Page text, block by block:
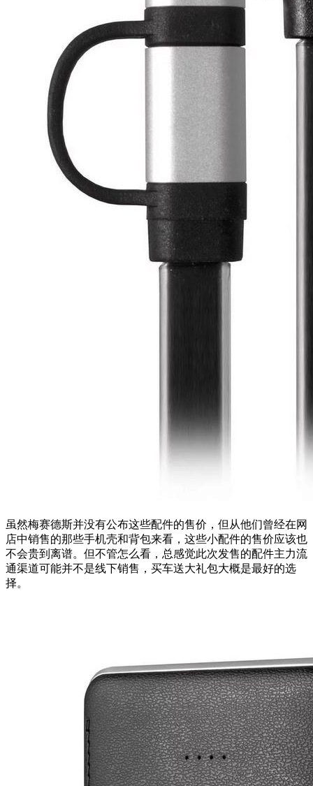
虽然梅赛德斯并没有公布这些配件的售价，但从他们曾经在网
店中销售的那些手机壳和背包来看，这些小配件的售价应该也
不会贵到离谱。但不管怎么看，总感觉此次发售的配件主力流
通渠道可能并不是线下销售，买车送大礼包大概是最好的选
择。